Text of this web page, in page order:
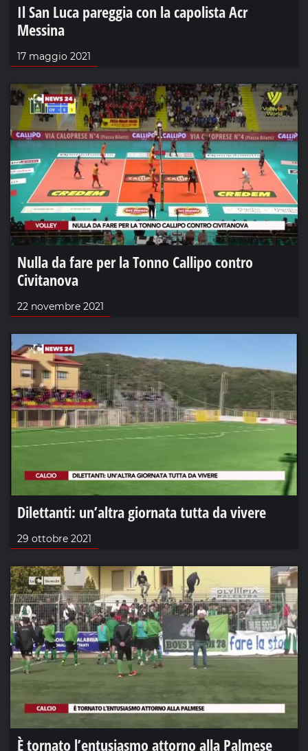
Il San Luca pareggia con la capolista Acr
Messina
17 maggio 2021
Nulla da fare per la Tonno Callipo contro
Civitanova
22 novembre 2021
Dilettanti: un’altra giornata tutta da vivere
29 ottobre 2021
È tornato l’entusiasmo attorno alla Palmese